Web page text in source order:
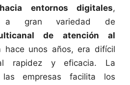
entornos digitales,
a gran variedad de
de atención al
hace unos años, era difícil
rapidez y eficacia. La
empresas facilita los